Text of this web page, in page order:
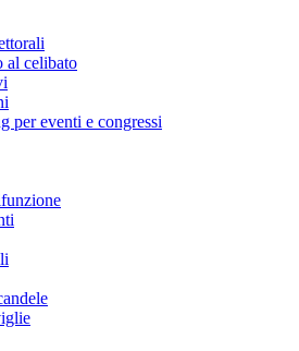
al celibato
per eventi e congressi